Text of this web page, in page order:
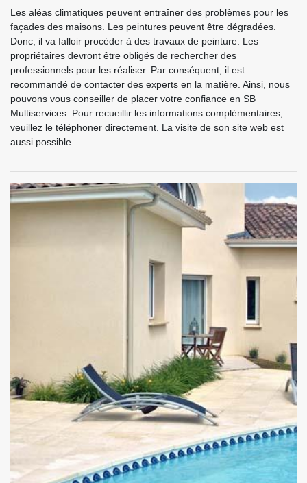
Les aléas climatiques peuvent entraîner des problèmes pour les
façades des maisons. Les peintures peuvent être dégradées.
Donc, il va falloir procéder à des travaux de peinture. Les
propriétaires devront être obligés de rechercher des
professionnels pour les réaliser. Par conséquent, il est
recommandé de contacter des experts en la matière. Ainsi, nous
pouvons vous conseiller de placer votre confiance en SB
Multiservices. Pour recueillir les informations complémentaires,
veuillez le téléphoner directement. La visite de son site web est
aussi possible.